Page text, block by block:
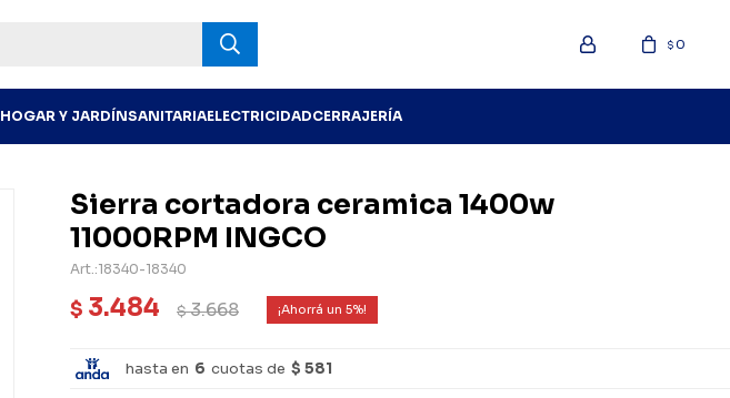
HOGAR Y JARDÍNSANITARIAELECTRICIDADCERRAJERÍA
$0
Sierra cortadora ceramica 1400w
11000RPM INGCO
18340-18340
$ 3.484 $3.668 5
hasta en 6 cuotas de $ 581